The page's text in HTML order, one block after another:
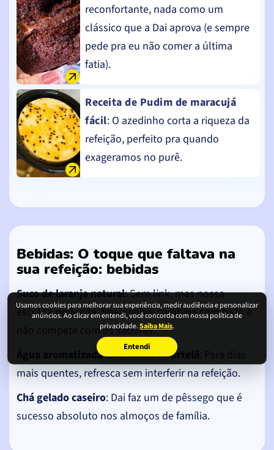
Usamos cookies para melhorar sua experiência, medir audiência e personalizar
anúncios. Ao clicar em entendi, você concorda com nossa política de
privacidade.Saiba Mais.
Entendi
reconfortante, nada como um
clássico que a Dai aprova (e sempre
pede pra eu não comer a última
fatia).
Receita de Pudim de maracujá
fácil: O azedinho corta a riqueza da
refeição, perfeito pra quando
exageramos no purê.
Bebidas: O toque que faltava na
sua refeição: bebidas
Suco de laranja natural: Sem link, mas nossa
escolha preferida, fresquinho, combina com tudo e
não compete com os sabores.
Água aromatizada com limão e hortelã
mais quentes, refresca sem interferir na refeição.
Chá gelado caseiro: Dai faz um de pêssego que é
sucesso absoluto nos almoços de família.